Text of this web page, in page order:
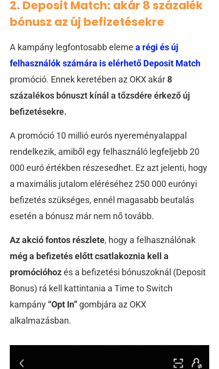
2. Deposit Match: akár 8 százalék
bónusz az új befizetésekre
A kampány legfontosabb eleme a régi és új
felhasználók számára is elérhető Deposit Match
promóció. Ennek keretében az OKX akár 8
százalékos bónuszt kínál a tőzsdére érkező új
befizetésekre.
A promóció 10 millió eurós nyereményalappal
rendelkezik, amiből egy felhasználó legfeljebb 20
000 euró értékben részesedhet. Ez azt jelenti, hogy
a maximális jutalom eléréséhez 250 000 eurónyi
befizetés szükséges, ennél magasabb beutalás
esetén a bónusz már nem nő tovább.
Az akció fontos részlete, hogy a felhasználónak
még a befizetés előttcsatlakoznia kell a
promócióhozés a befizetési bónuszoknál (Deposit
Bonus) rá kell kattintania a Time to Switch
kampány “Opt In” gombjára az OKX
alkalmazásban.